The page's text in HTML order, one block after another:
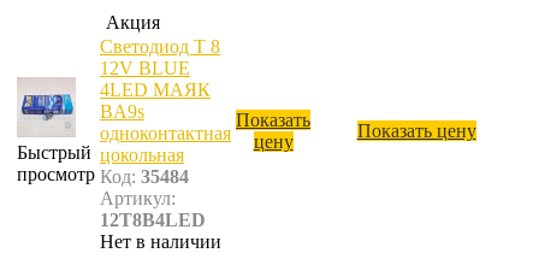
Быстрый
просмотр
Акция
Светодиод T 8
12V BLUE
4LED МАЯК
BA9s
одноконтактная
цокольная
Код: 35484
Артикул:
12T8B4LED
Нет в наличии
Показать
цену
Показать цену